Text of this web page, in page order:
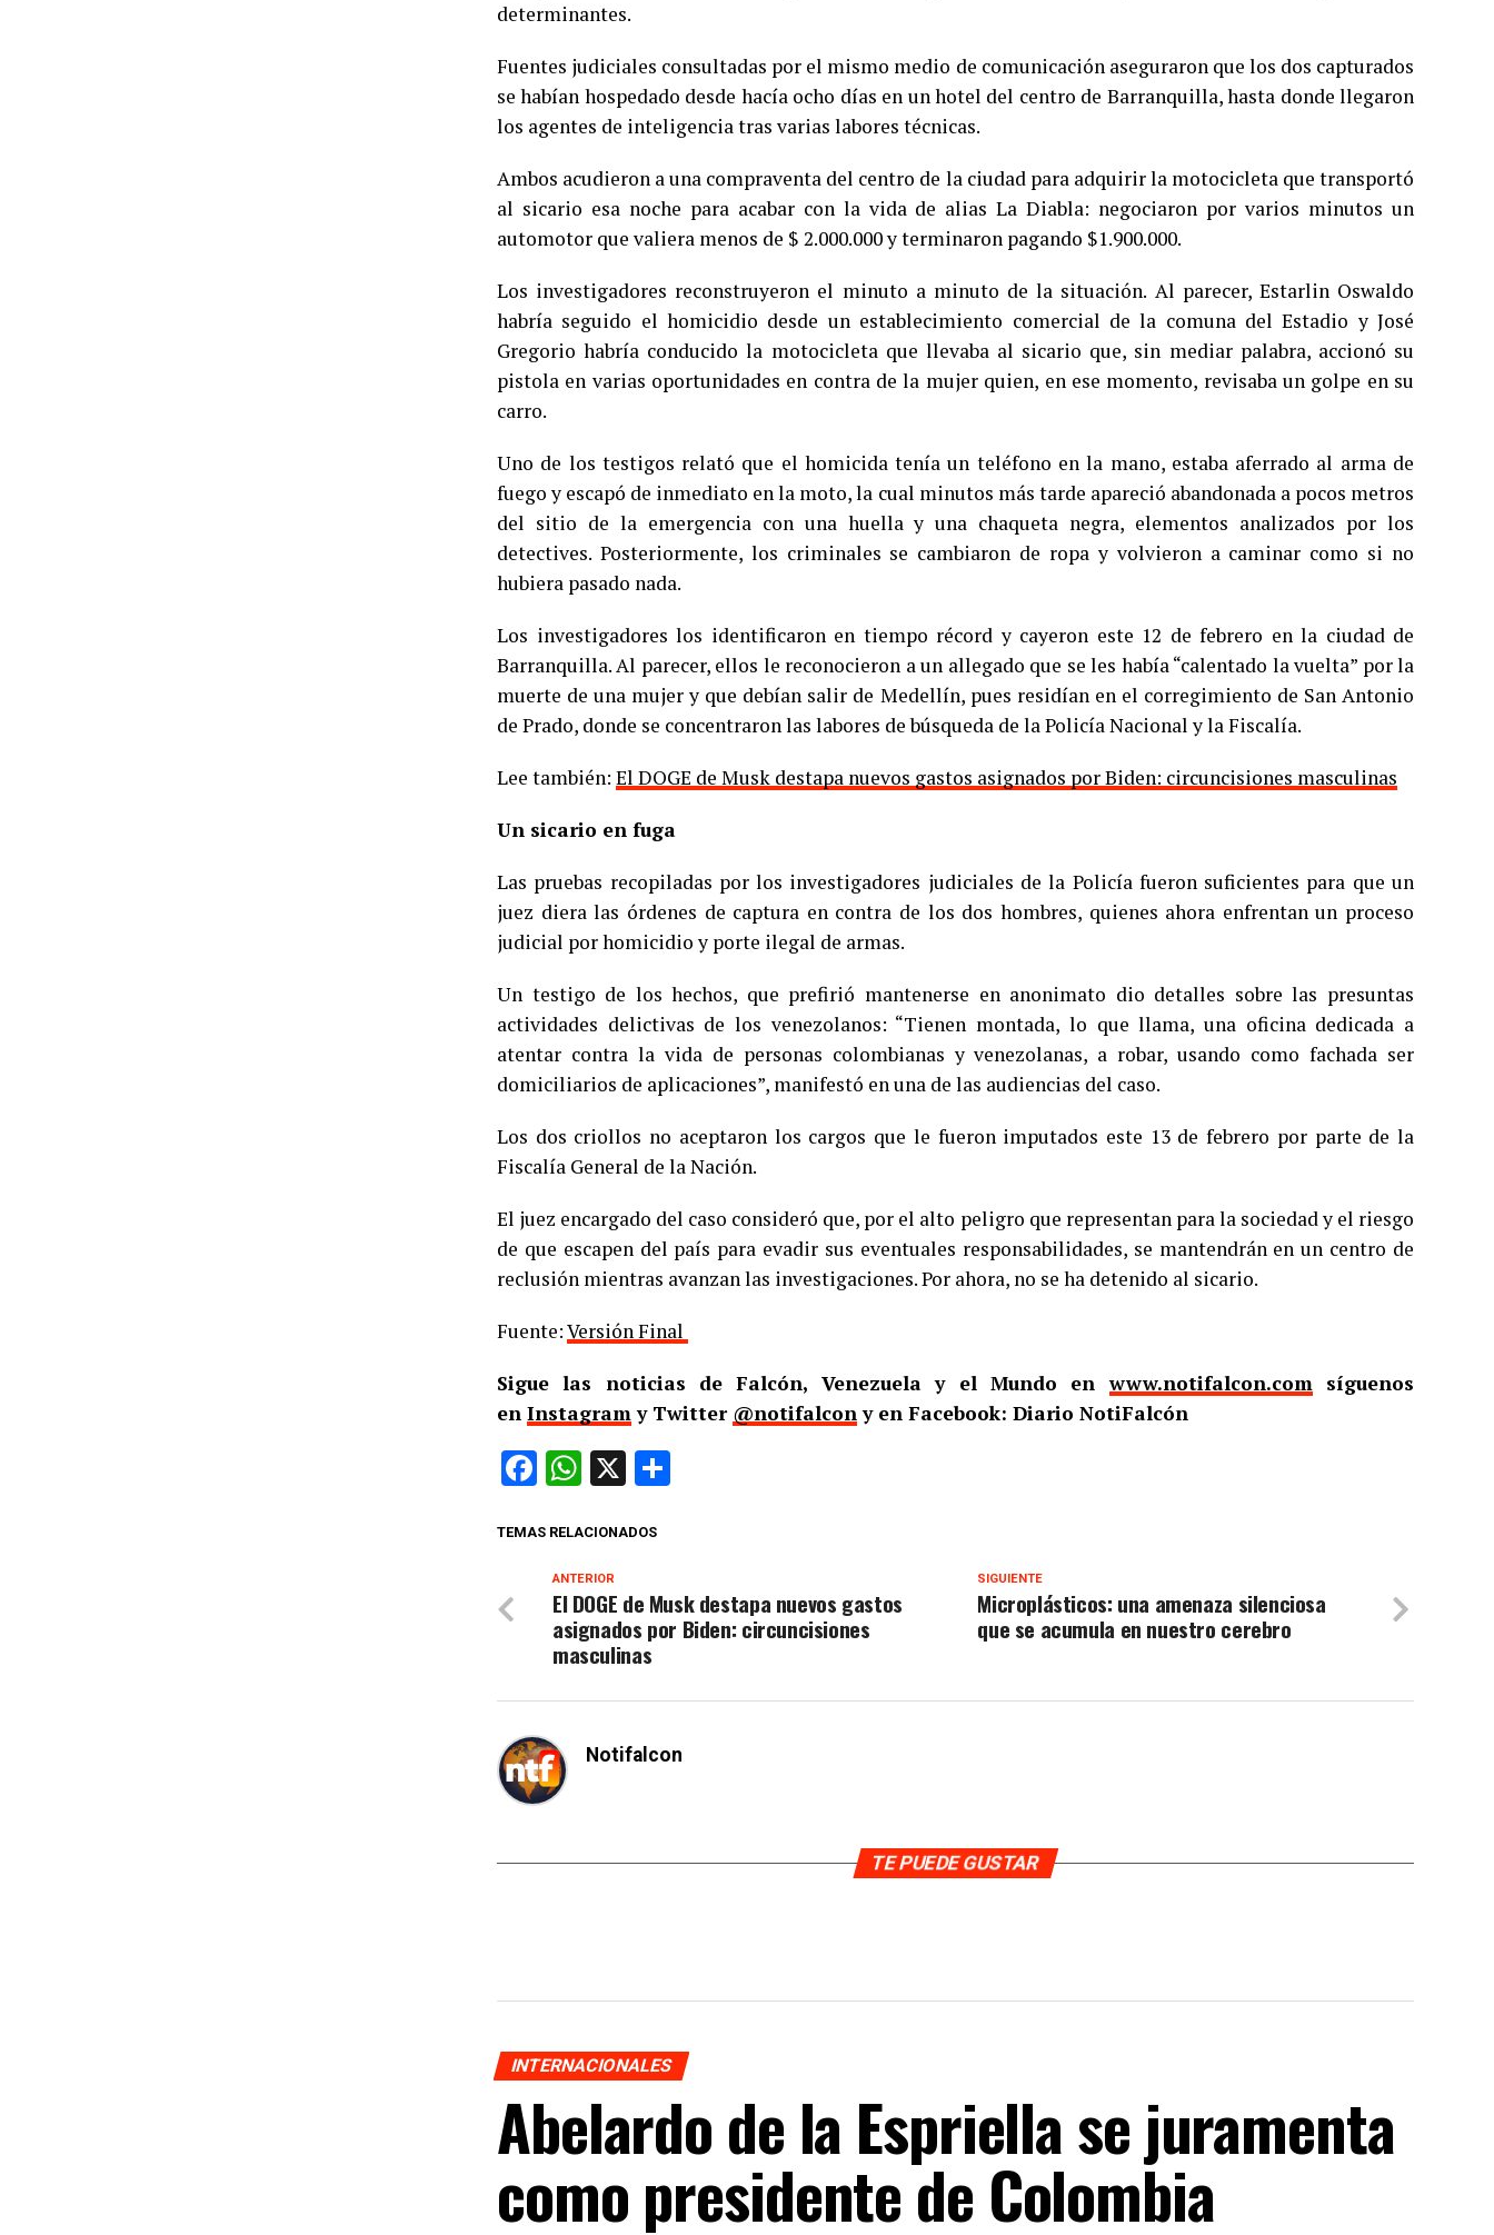
determinantes.
Fuentes judiciales consultadas por el mismo medio de comunicación aseguraron que los dos capturados
se habían hospedado desde hacía ocho días en un hotel del centro de Barranquilla, hasta donde llegaron
los agentes de inteligencia tras varias labores técnicas.
Ambos acudieron a una compraventa del centro de la ciudad para adquirir la motocicleta que transportó
al sicario esa noche para acabar con la vida de alias La Diabla: negociaron por varios minutos un
automotor que valiera menos de $ 2.000.000 y terminaron pagando $1.900.000.
Los investigadores reconstruyeron el minuto a minuto de la situación. Al parecer, Estarlin Oswaldo
habría seguido el homicidio desde un establecimiento comercial de la comuna del Estadio y José
Gregorio habría conducido la motocicleta que llevaba al sicario que, sin mediar palabra, accionó su
pistola en varias oportunidades en contra de la mujer quien, en ese momento, revisaba un golpe en su
carro.
Uno de los testigos relató que el homicida tenía un teléfono en la mano, estaba aferrado al arma de
fuego y escapó de inmediato en la moto, la cual minutos más tarde apareció abandonada a pocos metros
del sitio de la emergencia con una huella y una chaqueta negra, elementos analizados por los
detectives. Posteriormente, los criminales se cambiaron de ropa y volvieron a caminar como si no
hubiera pasado nada.
Los investigadores los identificaron en tiempo récord y cayeron este 12 de febrero en la ciudad de
Barranquilla. Al parecer, ellos le reconocieron a un allegado que se les había “calentado la vuelta” por la
muerte de una mujer y que debían salir de Medellín, pues residían en el corregimiento de San Antonio
de Prado, donde se concentraron las labores de búsqueda de la Policía Nacional y la Fiscalía.
Lee también: El DOGE de Musk destapa nuevos gastos asignados por Biden: circuncisiones masculinas
Un sicario en fuga
Las pruebas recopiladas por los investigadores judiciales de la Policía fueron suficientes para que un
juez diera las órdenes de captura en contra de los dos hombres, quienes ahora enfrentan un proceso
judicial por homicidio y porte ilegal de armas.
Un testigo de los hechos, que prefirió mantenerse en anonimato dio detalles sobre las presuntas
actividades delictivas de los venezolanos: “Tienen montada, lo que llama, una oficina dedicada a
atentar contra la vida de personas colombianas y venezolanas, a robar, usando como fachada ser
domiciliarios de aplicaciones”, manifestó en una de las audiencias del caso.
Los dos criollos no aceptaron los cargos que le fueron imputados este 13 de febrero por parte de la
Fiscalía General de la Nación.
El juez encargado del caso consideró que, por el alto peligro que representan para la sociedad y el riesgo
de que escapen del país para evadir sus eventuales responsabilidades, se mantendrán en un centro de
reclusión mientras avanzan las investigaciones. Por ahora, no se ha detenido al sicario.
Fuente:Versión Final
Sigue las noticias de Falcón, Venezuela y el Mundo enwww.notifalcon.comsíguenos
en Instagramy Twitter @notifalcony en Facebook: Diario NotiFalcón
Facebook
WhatsApp
X
TEMAS RELACIONADOS
SIGUIENTE
Microplásticos: una amenaza silenciosa
que se acumula en nuestro cerebro
ANTERIOR
El DOGE de Musk destapa nuevos gastos
asignados por Biden: circuncisiones
masculinas
Notifalcon
TE PUEDE GUSTAR
INTERNACIONALES
Abelardo de la Espriella se juramenta
como presidente de Colombia